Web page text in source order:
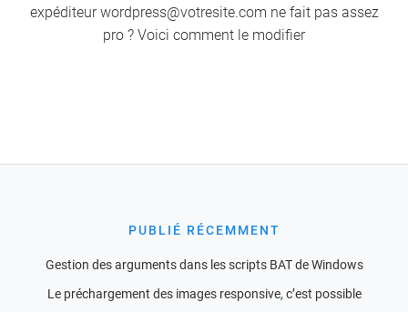
expéditeur wordpress@votresite.com ne fait pas assez
pro ? Voici comment le modifier
PUBLIÉ RÉCEMMENT
Gestion des arguments dans les scripts BAT de Windows
Le préchargement des images responsive, c’est possible